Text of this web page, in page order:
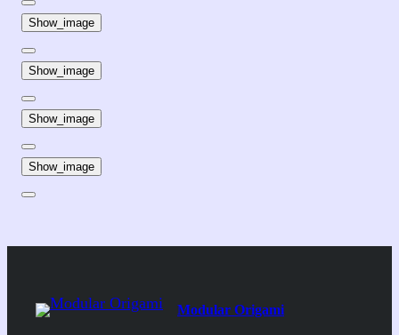
Show_image
Show_image
Show_image
Show_image
Modular Origami